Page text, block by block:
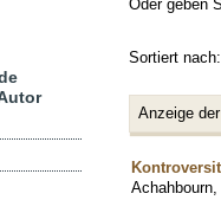
Oder geben
Sortiert nach:
Anzeige